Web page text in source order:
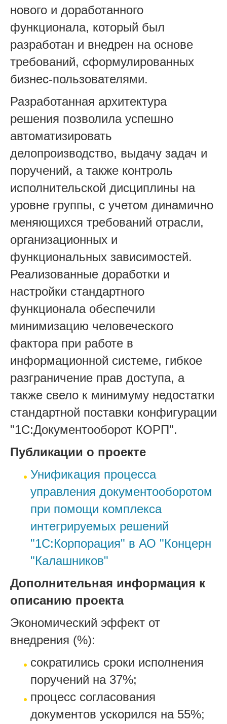
нового и доработанного
функционала, который был
разработан и внедрен на основе
требований, сформулированных
бизнес-пользователями.
Разработанная архитектура
решения позволила успешно
автоматизировать
делопроизводство, выдачу задач и
поручений, а также контроль
исполнительской дисциплины на
уровне группы, с учетом динамично
меняющихся требований отрасли,
организационных и
функциональных зависимостей.
Реализованные доработки и
настройки стандартного
функционала обеспечили
минимизацию человеческого
фактора при работе в
информационной системе, гибкое
разграничение прав доступа, а
также свело к минимуму недостатки
стандартной поставки конфигурации
"1С:Документооборот КОРП".
Публикации о проекте
Унификация процесса
управления документооборотом
при помощи комплекса
интегрируемых решений
"1С:Корпорация" в АО "Концерн
"Калашников"
Дополнительная информация к
описанию проекта
Экономический эффект от
внедрения (%):
сократились сроки исполнения
поручений на 37%;
процесс согласования
документов ускорился на 55%;